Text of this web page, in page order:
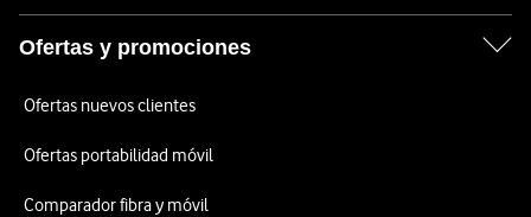
Ofertas y promociones
Ofertas nuevos clientes
Ofertas portabilidad móvil
Comparador fibra y móvil